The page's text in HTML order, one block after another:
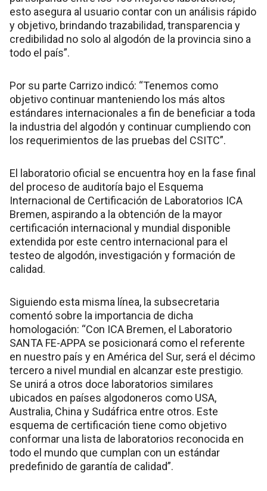
esto asegura al usuario contar con un análisis rápido
y objetivo, brindando trazabilidad, transparencia y
credibilidad no solo al algodón de la provincia sino a
todo el país”.
Por su parte Carrizo indicó: “Tenemos como
objetivo continuar manteniendo los más altos
estándares internacionales a fin de beneficiar a toda
la industria del algodón y continuar cumpliendo con
los requerimientos de las pruebas del CSITC”.
El laboratorio oficial se encuentra hoy en la fase final
del proceso de auditoría bajo el Esquema
Internacional de Certificación de Laboratorios ICA
Bremen, aspirando a la obtención de la mayor
certificación internacional y mundial disponible
extendida por este centro internacional para el
testeo de algodón, investigación y formación de
calidad.
Siguiendo esta misma línea, la subsecretaria
comentó sobre la importancia de dicha
homologación: “Con ICA Bremen, el Laboratorio
SANTA FE-APPA se posicionará como el referente
en nuestro país y en América del Sur, será el décimo
tercero a nivel mundial en alcanzar este prestigio.
Se unirá a otros doce laboratorios similares
ubicados en países algodoneros como USA,
Australia, China y Sudáfrica entre otros. Este
esquema de certificación tiene como objetivo
conformar una lista de laboratorios reconocida en
todo el mundo que cumplan con un estándar
predefinido de garantía de calidad”.